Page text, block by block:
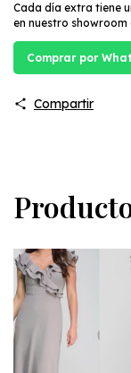
Cada día extra tiene
en nuestro
Comprar por
Compartir